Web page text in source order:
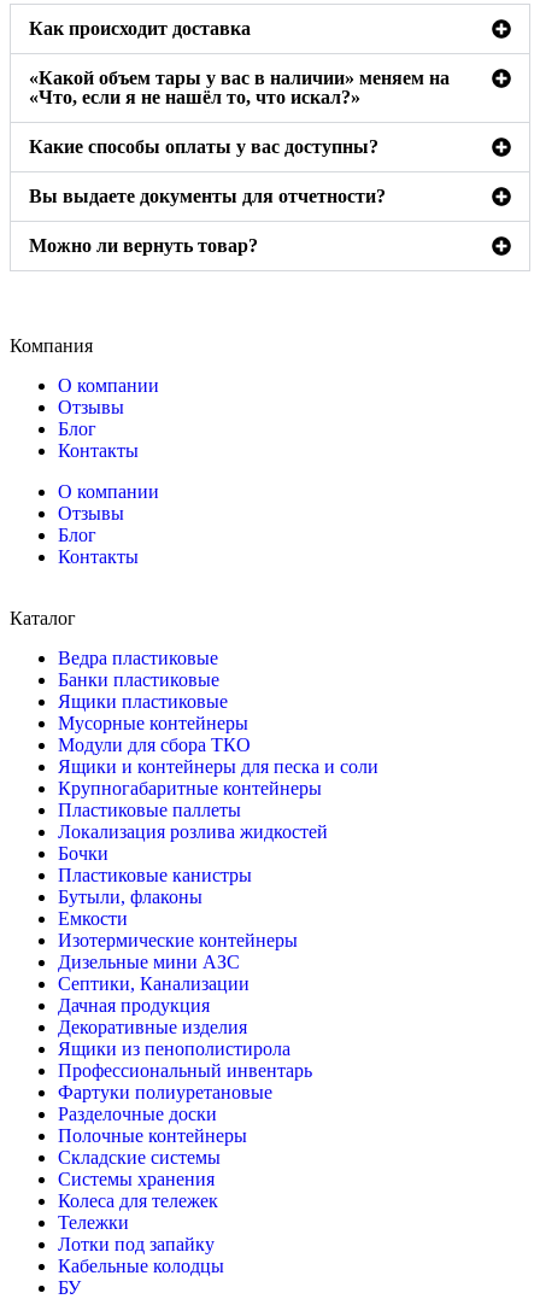
Как происходит доставка
«Какой объем тары у вас в наличии» меняем на
«Что, если я не нашёл то, что искал?»
Какие способы оплаты у вас доступны?
Вы выдаете документы для отчетности?
Можно ли вернуть товар?
Компания
О компании
Отзывы
Блог
Контакты
О компании
Отзывы
Блог
Контакты
Каталог
Ведра пластиковые
Банки пластиковые
Ящики пластиковые
Мусорные контейнеры
Модули для сбора ТКО
Ящики и контейнеры для песка и соли
Крупногабаритные контейнеры
Пластиковые паллеты
Локализация розлива жидкостей
Бочки
Пластиковые канистры
Бутыли, флаконы
Емкости
Изотермические контейнеры
Дизельные мини АЗС
Септики, Канализации
Дачная продукция
Декоративные изделия
Ящики из пенополистирола
Профессиональный инвентарь
Фартуки полиуретановые
Разделочные доски
Полочные контейнеры
Складские системы
Системы хранения
Колеса для тележек
Тележки
Лотки под запайку
Кабельные колодцы
БУ